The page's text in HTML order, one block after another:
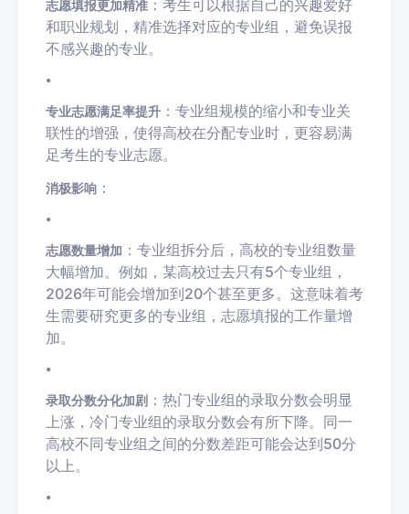
志愿填报更加精准 ：考生可以根据自己的兴趣爱好
和职业规划，精准选择对应的专业组，避免误报
不感兴趣的专业。
•
专业志愿满足率提升 ：专业组规模的缩小和专业关
联性的增强，使得高校在分配专业时，更容易满
足考生的专业志愿。
消极影响 ：
•
志愿数量增加 ：专业组拆分后，高校的专业组数量
大幅增加。例如，某高校过去只有5个专业组，
2026年可能会增加到20个甚至更多。这意味着考
生需要研究更多的专业组，志愿填报的工作量增
加。
•
录取分数分化加剧 ：热门专业组的录取分数会明显
上涨，冷门专业组的录取分数会有所下降。同一
高校不同专业组之间的分数差距可能会达到50分
以上。
•